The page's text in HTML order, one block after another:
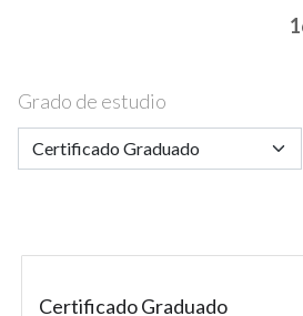
Grado de estudio
Certificado Graduado